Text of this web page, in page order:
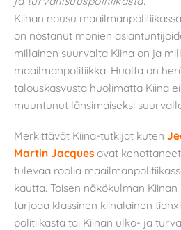
Kiinan nousu
on nostanut monien
millainen suurvalta Kiina on ja
maailmanpolitiikka. Huolta on
talouskasvusta huolimatta Kiina
muuntunut länsimaiseksi
Merkittävät Kiina-tutkijat kuten
Martin Jacques ovat
tulevaa roolia
kautta. Toisen näkökulman
tarjoaa klassinen kiinalainen
politiikasta tai Kiinan ulko- ja